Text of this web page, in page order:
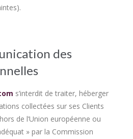
des
s’interdit de traiter, héberger
collectées sur ses Clients
de l’Union européenne ou
» par la Commission